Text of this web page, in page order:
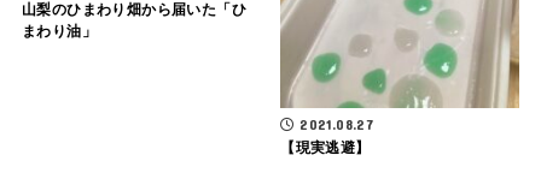
山梨のひまわり畑から届いた「ひ
まわり油」
2021.08.27
【現実逃避】